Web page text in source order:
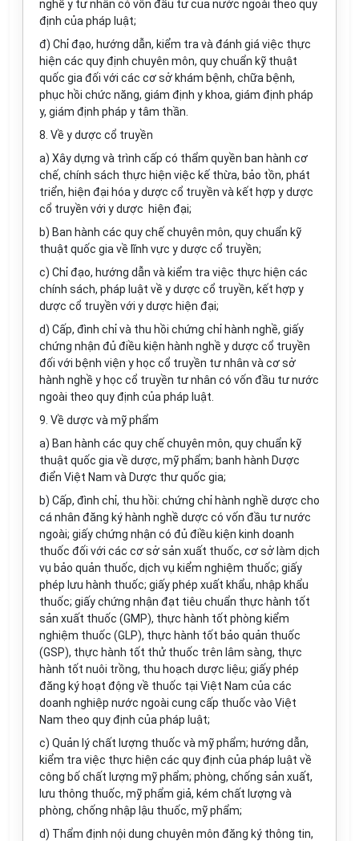
nghề y tư nhân có vốn đầu tư của nước ngoài theo quy
định của pháp luật;
đ) Chỉ đạo, hướng dẫn, kiểm tra và đánh giá việc thực
hiện các quy định chuyên môn, quy chuẩn kỹ thuật
quốc gia đối với các cơ sở khám bệnh, chữa bệnh,
phục hồi chức năng, giám định y khoa, giám định pháp
y, giám định pháp y tâm thần.
8. Về y dược cổ truyền
a) Xây dựng và trình cấp có thẩm quyền ban hành cơ
chế, chính sách thực hiện việc kế thừa, bảo tồn, phát
triển, hiện đại hóa y dược cổ truyền và kết hợp y dược
cổ truyền với y dược hiện đại;
b) Ban hành các quy chế chuyên môn, quy chuẩn kỹ
thuật quốc gia về lĩnh vực y dược cổ truyền;
c) Chỉ đạo, hướng dẫn và kiểm tra việc thực hiện các
chính sách, pháp luật về y dược cổ truyền, kết hợp y
dược cổ truyền với y dược hiện đại;
d) Cấp, đình chỉ và thu hồi chứng chỉ hành nghề, giấy
chứng nhận đủ điều kiện hành nghề y dược cổ truyền
đối với bệnh viện y học cổ truyền tư nhân và cơ sở
hành nghề y học cổ truyền tư nhân có vốn đầu tư nước
ngoài theo quy định của pháp luật.
9. Về dược và mỹ phẩm
a) Ban hành các quy chế chuyên môn, quy chuẩn kỹ
thuật quốc gia về dược, mỹ phẩm; banh hành Dược
điển Việt Nam và Dược thư quốc gia;
b) Cấp, đình chỉ, thu hồi: chứng chỉ hành nghề dược cho
cá nhân đăng ký hành nghề dược có vốn đầu tư nước
ngoài; giấy chứng nhận có đủ điều kiện kinh doanh
thuốc đối với các cơ sở sản xuất thuốc, cơ sở làm dịch
vụ bảo quản thuốc, dịch vụ kiểm nghiệm thuốc; giấy
phép lưu hành thuốc; giấy phép xuất khẩu, nhập khẩu
thuốc; giấy chứng nhận đạt tiêu chuẩn thực hành tốt
sản xuất thuốc (GMP), thực hành tốt phòng kiểm
nghiệm thuốc (GLP), thực hành tốt bảo quản thuốc
(GSP), thực hành tốt thử thuốc trên lâm sàng, thực
hành tốt nuôi trồng, thu hoạch dược liệu; giấy phép
đăng ký hoạt động về thuốc tại Việt Nam của các
doanh nghiệp nước ngoài cung cấp thuốc vào Việt
Nam theo quy định của pháp luật;
c) Quản lý chất lượng thuốc và mỹ phẩm; hướng dẫn,
kiểm tra việc thực hiện các quy định của pháp luật về
công bố chất lượng mỹ phẩm; phòng, chống sản xuất,
lưu thông thuốc, mỹ phẩm giả, kém chất lượng và
phòng, chống nhập lậu thuốc, mỹ phẩm;
d) Thẩm định nội dung chuyên môn đăng ký thông tin,